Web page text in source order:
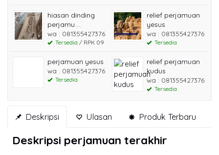
hiasan dinding
perjamu....
wa : 081355427376
Tersedia / RPK 09
relief perjamuan
yesus
wa : 081355427376
Tersedia
perjamuan yesus
wa : 081355427376
Tersedia
relief perjamuan
kudus
wa : 081355427376
Tersedia
Deskripsi Ulasan Produk Terbaru
Deskripsi perjamuan terakhir